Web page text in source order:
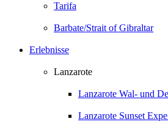
Tarifa
Barbate/Strait of Gibraltar
Erlebnisse
Lanzarote
Lanzarote Wal- und
Lanzarote Sunset